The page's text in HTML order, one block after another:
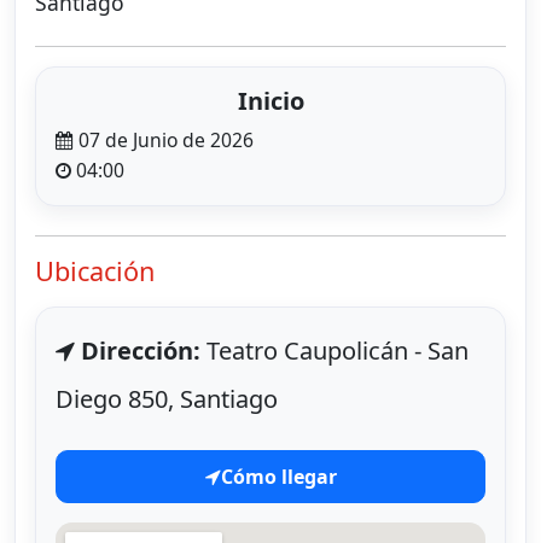
Inicio
07 de Junio de 2026
04:00
Ubicación
Dirección: Teatro Caupolicán - San
Diego 850, Santiago
Cómo llegar